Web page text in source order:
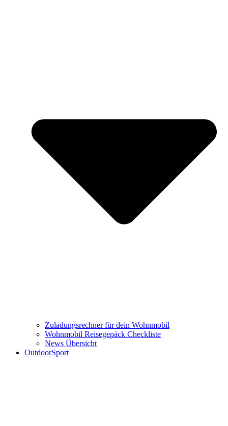
Zuladungsrechner für dein Wohnmobil
Wohnmobil Reisegepäck Checkliste
News Übersicht
OutdoorSport